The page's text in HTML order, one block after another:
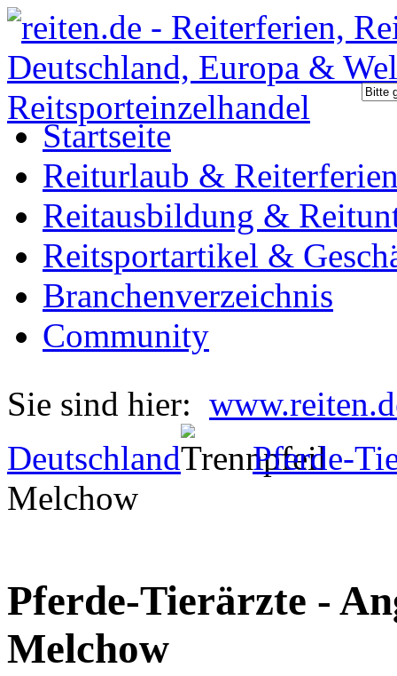
Startseite
Reiturlaub &
Reitausbildung &
Reitsportartikel &
Branchenverzeichnis
Community
Sie sind hier:
Deutschland
Pferde-
Melchow
Pferde-Tierärzte -
Melchow